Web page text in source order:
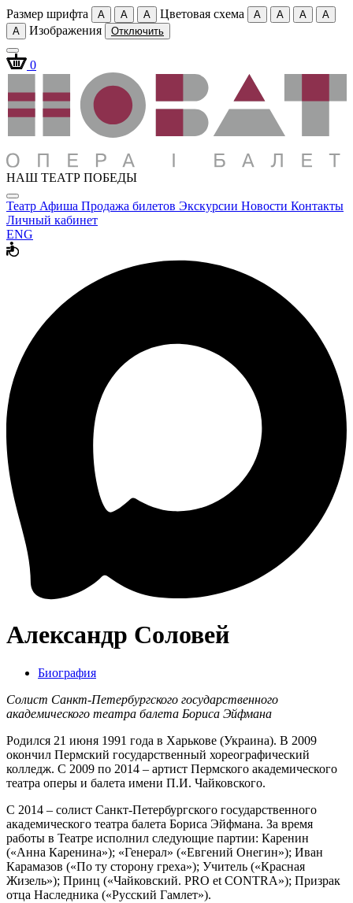
Размер шрифта A A A Цветовая схема A A A
A
A
Изображения Отключить
0
НАШ ТЕАТР ПОБЕДЫ
Театр Афиша Продажа билетов Экскурсии Новости Контакты
Личный кабинет
ENG
Александр Соловей
Биография
Солист Санкт-Петербургского государственного
академического театра балета Бориса Эйфмана
Родился 21 июня 1991 года в Харькове (Украина). В 2009
окончил Пермский государственный хореографический
колледж. С 2009 по 2014 – артист Пермского академического
театра оперы и балета имени П.И. Чайковского.
С 2014 – солист Санкт-Петербургского государственного
академического театра балета Бориса Эйфмана. За время
работы в Театре исполнил следующие партии: Каренин
(«Анна Каренина»); «Генерал» («Евгений Онегин»); Иван
Карамазов («По ту сторону греха»); Учитель («Красная
Жизель»); Принц («Чайковский. PRO et CONTRA»); Призрак
отца Наследника («Русский Гамлет»).